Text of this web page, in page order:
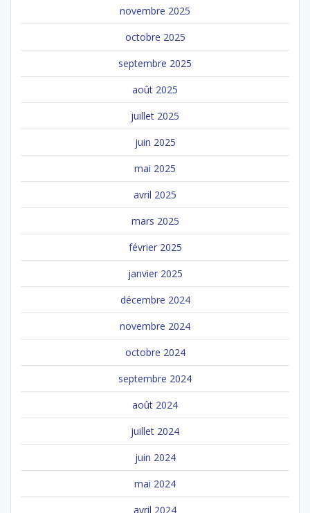
novembre 2025
octobre 2025
septembre 2025
août 2025
juillet 2025
juin 2025
mai 2025
avril 2025
mars 2025
février 2025
janvier 2025
décembre 2024
novembre 2024
octobre 2024
septembre 2024
août 2024
juillet 2024
juin 2024
mai 2024
avril 2024